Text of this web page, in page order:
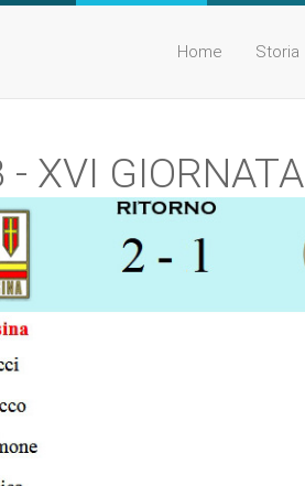
Home Storia
XVI GIORNATA